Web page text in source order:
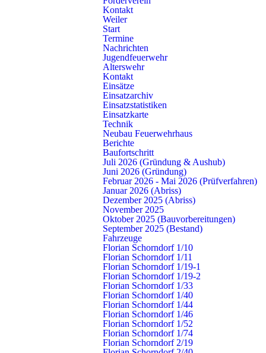
Kontakt
Weiler
Start
Termine
Nachrichten
Jugendfeuerwehr
Alterswehr
Kontakt
Einsätze
Einsatzarchiv
Einsatzstatistiken
Einsatzkarte
Technik
Neubau Feuerwehrhaus
Berichte
Baufortschritt
Juli 2026 (Gründung & Aushub)
Juni 2026 (Gründung)
Februar 2026 - Mai 2026 (Prüfverfahren)
Januar 2026 (Abriss)
Dezember 2025 (Abriss)
November 2025
Oktober 2025 (Bauvorbereitungen)
September 2025 (Bestand)
Fahrzeuge
Florian Schorndorf 1/10
Florian Schorndorf 1/11
Florian Schorndorf 1/19-1
Florian Schorndorf 1/19-2
Florian Schorndorf 1/33
Florian Schorndorf 1/40
Florian Schorndorf 1/44
Florian Schorndorf 1/46
Florian Schorndorf 1/52
Florian Schorndorf 1/74
Florian Schorndorf 2/19
in Richtung Esslingen verlassen wird, informierte
Kreisbrandmeister René Wauro und Verbandsvorsitzende Markus
Kramer das hoch interessierte Publikum über aktuelle
Feuerwehrthemen aus dem Rems-Murr-Kreis. In seinem
Schlusswort bedankte sich Fritz Haag bei seinen Vorrednern für
ihr Kommen und die mitgebrachten Infos, ebenso bei den
Kameraden der Feuerwehr Schorndorf und insbesondere bei
Kommandant Jürgen Bruckner für die gute Organisation und die
vertrauensvolle Zusammenarbeit.
Ähnliche Nachrichten
Ein Leben für Handwerk und
Donnerstag, 16. Januar 2020, 11.22 Uhr